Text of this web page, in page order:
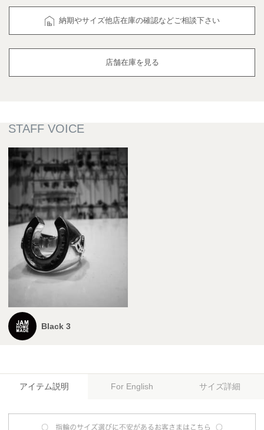
納期やサイズ他店在庫の確認などご相談下さい
店舗在庫を見る
Black 3
アイテム説明 For English サイズ詳細